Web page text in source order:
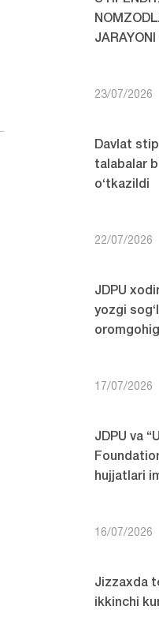
23/07/2026
Davlat
talabalar
o‘tkazildi
22/07/2026
JDPU
yozgi
17/07/2026
JDPU va
hujjatlari
16/07/2026
Jizzaxda
ikkinchi